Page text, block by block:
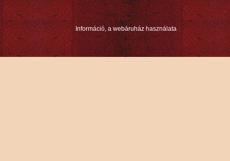
Információ, a webáruház használata